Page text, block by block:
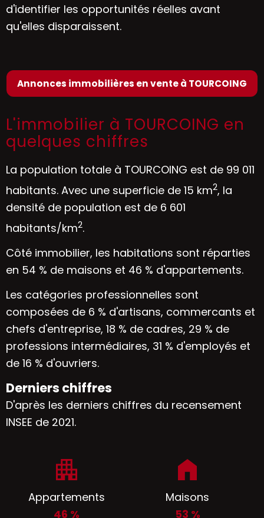
d'identifier les opportunités réelles avant
qu'elles disparaissent.
Annonces immobilières en vente à TOURCOING
L'immobilier à TOURCOING en
quelques chiffres
La population totale à TOURCOING est de 99 011
habitants. Avec une superficie de 15 km2, la
densité de population est de 6 601
habitants/km2.
Côté immobilier, les habitations sont réparties
en 54 % de maisons et 46 % d'appartements.
Les catégories professionnelles sont
composées de 6 % d'artisans, commercants et
chefs d'entreprise, 18 % de cadres, 29 % de
professions intermédiaires, 31 % d'employés et
de 16 % d'ouvriers.
Derniers chiffres
D'après les derniers chiffres du recensement
INSEE de 2021.
Appartements
46 %
Maisons
53 %